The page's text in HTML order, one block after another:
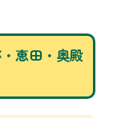
恵田・奥殿